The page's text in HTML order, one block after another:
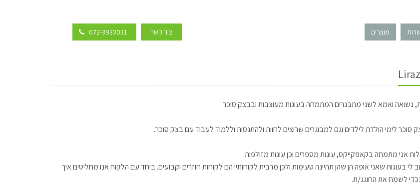
מוצרים צור קשר
נשואה ואמא לשני מתבגרים המתמחה בעוגות מעוצבות ובבצק סוכר.
סוכר לימי הולדת לילדים וגם למבוגרים שרוצים לחוות ולהתנסות וללמוד לעבוד עם בצק סוכר.
אני מתמחה בקאפקייקס, עוגות מספרים וכן עוגות מזולפות.
בעוגות שאני אופה הן שהן תהיינה טעימות ולכן מרבית לקוחותיי הם לקוחות חוזרים וקבועים. ביחד עם הלקוח אנו מחליטים איך
לשמח את החוגג/ת.